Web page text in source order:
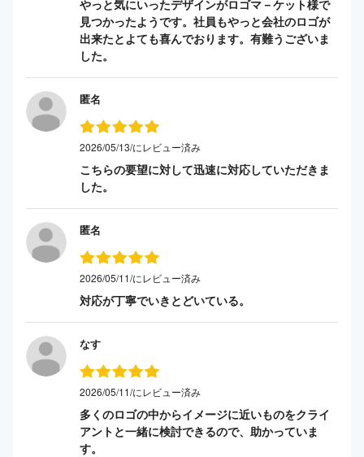
やっと気にいったデザインがロゴマ－ケット様で
見つかったようです。社員もやっと会社のロゴが
出来たとよても喜んでおります。有難うございま
した。
匿名
2026/05/13/にレビュー済み
こちらの要望に対して迅速に対応していただきま
した。
匿名
2026/05/11/にレビュー済み
対応が丁寧でいきとどいている。
なす
2026/05/11/にレビュー済み
多くのロゴの中からイメージに近いものをクライ
アントと一緒に検討できるので、助かっていま
す。